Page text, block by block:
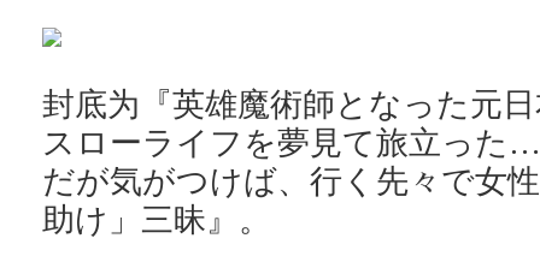
封底为『英雄魔術師となった元
スローライフを夢見て旅立った
だが気がつけば、行く先々で女
助け」三昧』。